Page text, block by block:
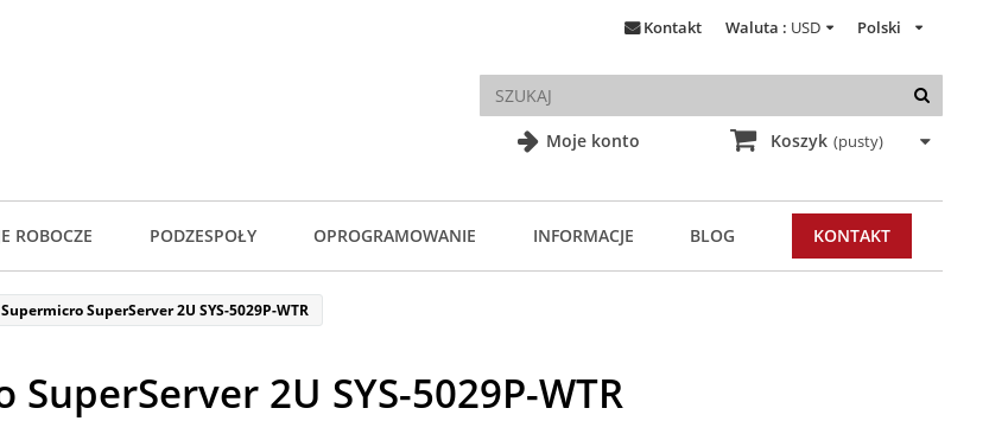
Moje konto
Polski
Waluta : USD
Kontakt
Koszyk (pusty)
ROBOCZE PODZESPOŁY OPROGRAMOWANIE INFORMACJE BLOG KONTAKT
Supermicro SuperServer 2U SYS-5029P-WTR
2U SYS-5029P-WTR